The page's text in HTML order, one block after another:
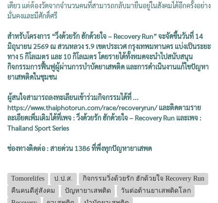
เดียว แต่ต้องวัดจากจำนวนคนที่สามารถกลับมายืนอยู่ในสังคมได้อีกครั้งอย่าง
มั่นคงและมีศักดิ์ศรี
สำหรับโครงการ “วิ่งด้วยรัก ฮักด้วยใจ – Recovery Run” จะจัดขึ้นวันที่ 14
มิถุนายน 2569 ณ สวนหลวง ร.9 เขตประเวศ กรุงเทพมหานคร แบ่งเป็นระยะ
ทาง 5 กิโลเมตร และ 10 กิโลเมตร โดยรายได้ทั้งหมดจะนำไปสนับสนุน
กิจกรรมการฟื้นฟูผู้ผ่านการบำบัดยาเสพติด และการดำเนินงานแก้ไขปัญหา
ยาเสพติดในชุมชน
ผู้สนใจสามารถลงทะเลียนเข้าร่วมกิจกรรมได้ที่ ...
https://www.thaiphotorun.com/race/recoveryrun/ และติดตามราย
ละเอียดเพิ่มเติมได้ที่เพจ : วิ่งด้วยรัก ฮักด้วยใจ – Recovery Run และเพจ :
Thailand Sport Series
ช่องทางติดต่อ : สายด่วน 1386 ที่พึ่งทุกปัญหายาเสพด
Tomorelifes ป.ป.ส.
กิจกรรมวิ่งด้วยรัก ฮักด้วยใจ Recovery Run
คืนคนดีสู่สังคม
ปัญหายาเสพติด
วันต่อต้านยาเสพติดโลก